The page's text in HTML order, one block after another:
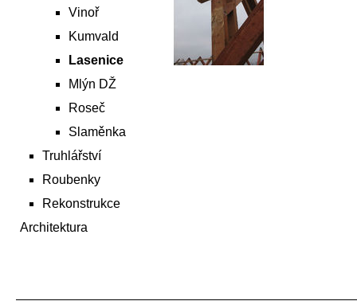
Vinoř
Kumvald
Lasenice
Mlýn DŽ
Roseč
Slaměnka
Truhlářství
Roubenky
Rekonstrukce
Architektura